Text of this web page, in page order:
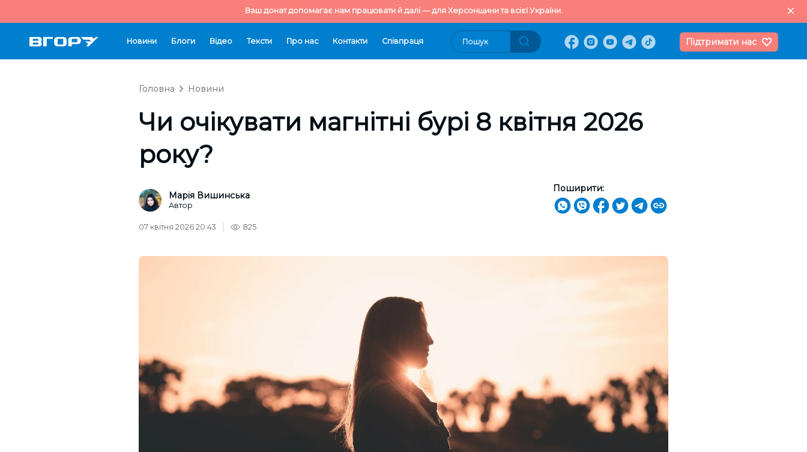
Ваш донат допомагає нам працювати й далі — для Херсонщини та всієї України.
Новини Блоги Відео Тексти Про нас Контакти Cпівпраця Підтримати нас
Головна Новини
Чи очікувати магнітні бурі 8 квітня 2026
року?
Марія Вишинська
Автор
Поширити:
07 квітня 2026 20:43 825